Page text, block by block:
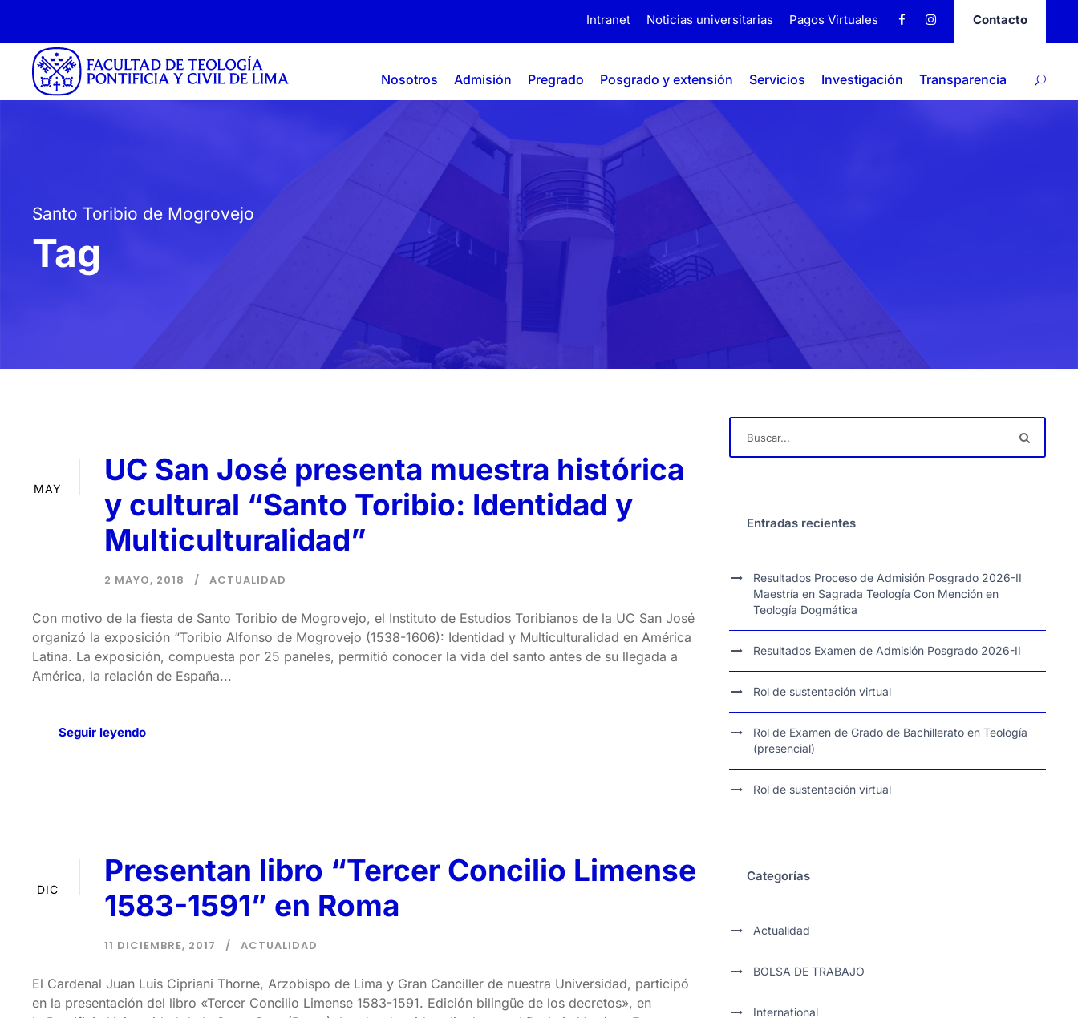
Intranet Noticias universitarias Pagos Virtuales Contacto
Nosotros Admisión Pregrado Posgrado y extensión Servicios Investigación Transparencia
Santo Toribio de Mogrovejo
Tag
MAY
UC San José presenta muestra histórica
y cultural “Santo Toribio: Identidad y
Multiculturalidad”
2 MAYO, 2018 ACTUALIDAD
Con motivo de la fiesta de Santo Toribio de Mogrovejo, el Instituto de Estudios Toribianos de la UC San José
organizó la exposición “Toribio Alfonso de Mogrovejo (1538-1606): Identidad y Multiculturalidad en América
Latina. La exposición, compuesta por 25 paneles, permitió conocer la vida del santo antes de su llegada a
América, la relación de España...
Seguir leyendo
DIC
Presentan libro “Tercer Concilio Limense
1583-1591” en Roma
11 DICIEMBRE, 2017 ACTUALIDAD
El Cardenal Juan Luis Cipriani Thorne, Arzobispo de Lima y Gran Canciller de nuestra Universidad, participó
en la presentación del libro «Tercer Concilio Limense 1583-1591. Edición bilingüe de los decretos», en
Entradas recientes
Resultados Proceso de Admisión Posgrado 2026-II
Maestría en Sagrada Teología Con Mención en
Teología Dogmática
Resultados Examen de Admisión Posgrado 2026-II
Rol de sustentación virtual
Rol de Examen de Grado de Bachillerato en Teología
(presencial)
Rol de sustentación virtual
Categorías
Actualidad
BOLSA DE TRABAJO
International